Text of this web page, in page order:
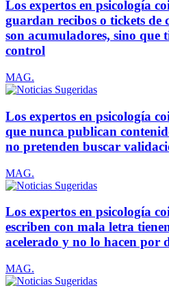
Los expertos en psicología
guardan recibos o tickets de
son acumuladores, sino que
control
MAG.
Los expertos en psicología
que nunca publican
no pretenden buscar
MAG.
Los expertos en psicología
escriben con mala letra
acelerado y no lo hacen por
MAG.